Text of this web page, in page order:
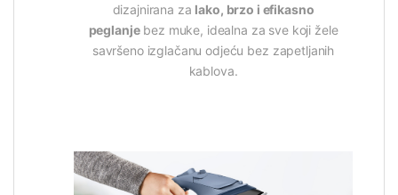
dizajnirana za lako, brzo i efikasno
peglanjebez muke, idealna za sve koji žele
savršeno izglačanu odjeću bez zapetljanih
kablova.